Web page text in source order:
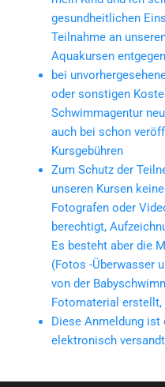
gesundheitlichen
Teilnahme an
Aquakursen
bei
oder sonstigen
Schwimmagentur
auch bei schon
Kursgebühren
Zum Schutz der
unseren Kursen
Fotografen oder
berechtigt,
Es besteht aber die
(Fotos -Überwasser
von der
Fotomaterial erstellt,
Diese Anmeldung
elektronisch